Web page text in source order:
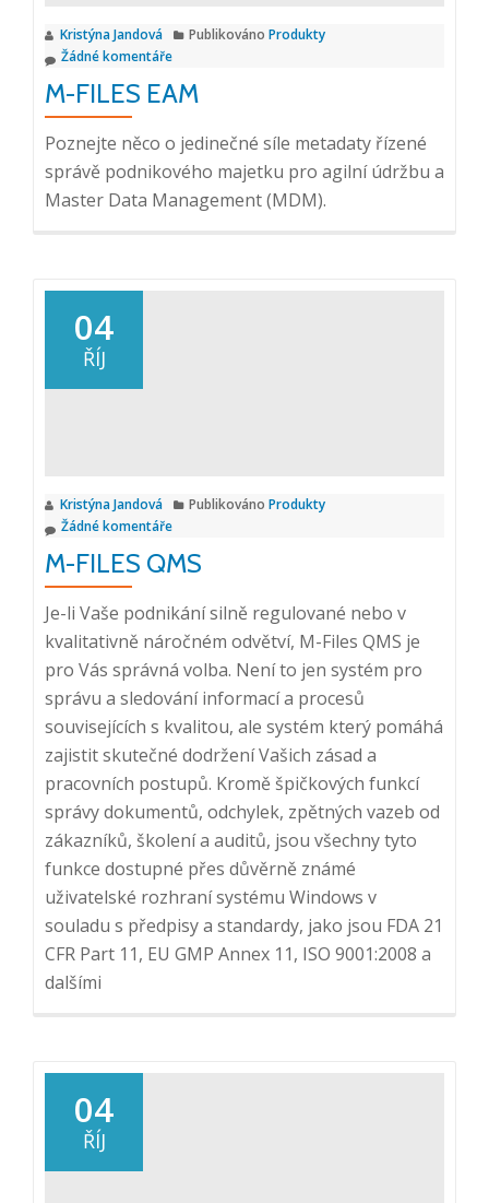
Kristýna Jandová Publikováno Produkty
Žádné komentáře
M-FILES EAM
Poznejte něco o jedinečné síle metadaty řízené
správě podnikového majetku pro agilní údržbu a
Master Data Management (MDM).
04
ŘÍJ
Kristýna Jandová Publikováno Produkty
Žádné komentáře
M-FILES QMS
Je-li Vaše podnikání silně regulované nebo v
kvalitativně náročném odvětví, M-Files QMS je
pro Vás správná volba. Není to jen systém pro
správu a sledování informací a procesů
souvisejících s kvalitou, ale systém který pomáhá
zajistit skutečné dodržení Vašich zásad a
pracovních postupů. Kromě špičkových funkcí
správy dokumentů, odchylek, zpětných vazeb od
zákazníků, školení a auditů, jsou všechny tyto
funkce dostupné přes důvěrně známé
uživatelské rozhraní systému Windows v
souladu s předpisy a standardy, jako jsou FDA 21
CFR Part 11, EU GMP Annex 11, ISO 9001:2008 a
dalšími
04
ŘÍJ